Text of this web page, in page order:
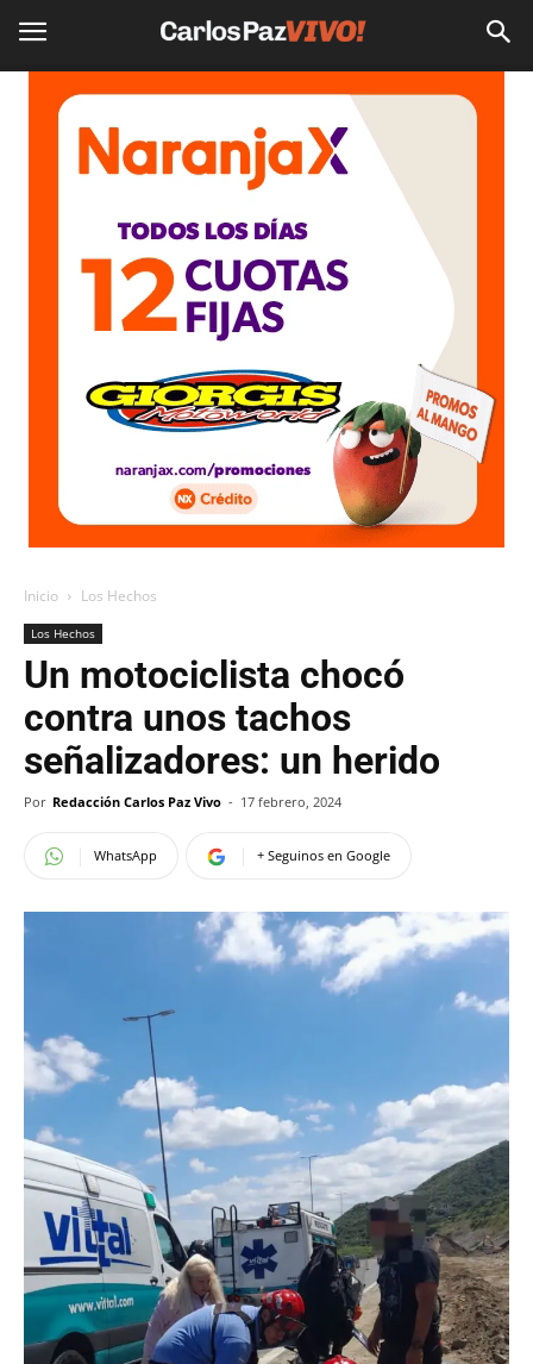
Inicio Los Hechos
Los Hechos
Un motociclista chocó
contra unos tachos
señalizadores: un herido
Por Redacción Carlos Paz Vivo - 17 febrero, 2024
WhatsApp + Seguinos en Google